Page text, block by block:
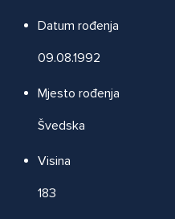
Datum rođenja
09.08.1992
Mjesto rođenja
Švedska
Visina
183